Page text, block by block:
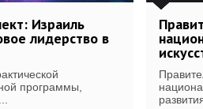
Израиль
лидерство в
программы,